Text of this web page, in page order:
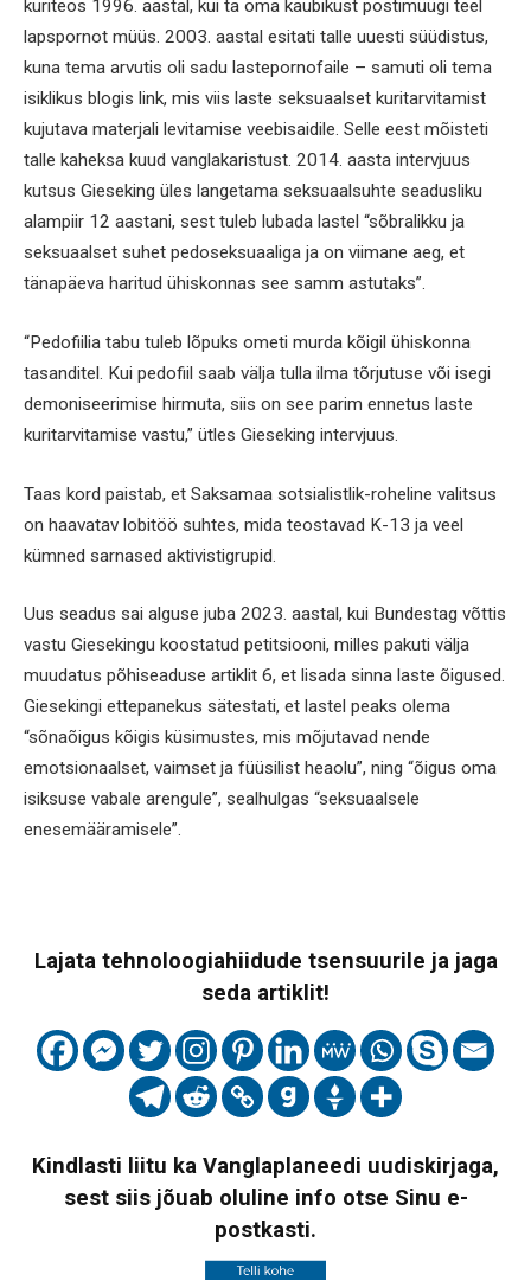
kuriteos 1996. aastal, kui ta oma kaubikust postimüügi teel
lapspornot müüs. 2003. aastal esitati talle uuesti süüdistus,
kuna tema arvutis oli sadu lastepornofaile – samuti oli tema
isiklikus blogis link, mis viis laste seksuaalset kuritarvitamist
kujutava materjali levitamise veebisaidile. Selle eest mõisteti
talle kaheksa kuud vanglakaristust. 2014. aasta intervjuus
kutsus Gieseking üles langetama seksuaalsuhte seadusliku
alampiir 12 aastani, sest tuleb lubada lastel “sõbralikku ja
seksuaalset suhet pedoseksuaaliga ja on viimane aeg, et
tänapäeva haritud ühiskonnas see samm astutaks”.
“Pedofiilia tabu tuleb lõpuks ometi murda kõigil ühiskonna
tasanditel. Kui pedofiil saab välja tulla ilma tõrjutuse või isegi
demoniseerimise hirmuta, siis on see parim ennetus laste
kuritarvitamise vastu,” ütles Gieseking intervjuus.
Taas kord paistab, et Saksamaa sotsialistlik-roheline valitsus
on haavatav lobitöö suhtes, mida teostavad K-13 ja veel
kümned sarnased aktivistigrupid.
Uus seadus sai alguse juba 2023. aastal, kui Bundestag võttis
vastu Giesekingu koostatud petitsiooni, milles pakuti välja
muudatus põhiseaduse artiklit 6, et lisada sinna laste õigused.
Giesekingi ettepanekus sätestati, et lastel peaks olema
“sõnaõigus kõigis küsimustes, mis mõjutavad nende
emotsionaalset, vaimset ja füüsilist heaolu”, ning “õigus oma
isiksuse vabale arengule”, sealhulgas “seksuaalsele
enesemääramisele”.
Lajata tehnoloogiahiidude tsensuurile ja jaga
seda artiklit!
Kindlasti liitu ka Vanglaplaneedi uudiskirjaga,
sest siis jõuab oluline info otse Sinu e-
postkasti.